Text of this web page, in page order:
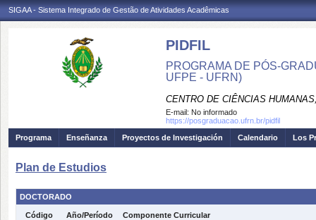
SIGAA - Sistema Integrado de Gestão de Atividades Acadêmicas
PIDFIL
PROGRAMA DE PÓS-
UFPE - UFRN)
CENTRO DE CIÊNCIAS
E-mail: No informado
https://posgraduacao.ufrn.br/pidfil
Programa
Enseñanza Proyectos de Investigación Calendario Los
Plan de Estudios
DOCTORADO
Código Año/Período Componente Curricular